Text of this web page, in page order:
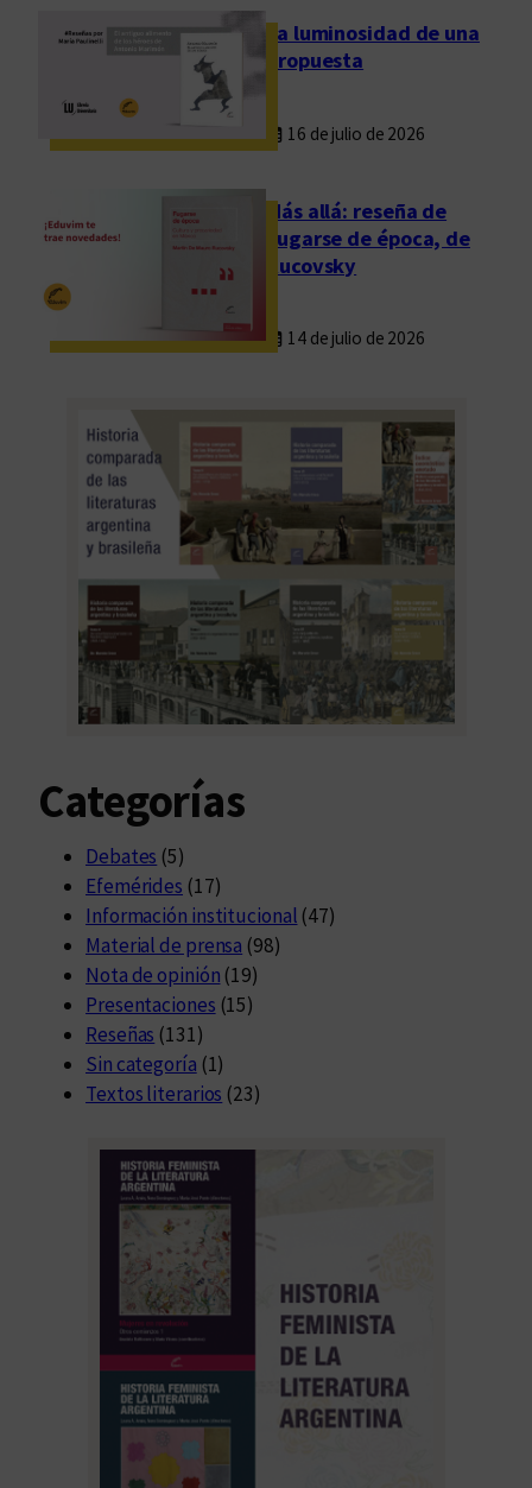
La luminosidad de una
propuesta
16 de julio de 2026
Más allá: reseña de
Fugarse de época, de
Rucovsky
14 de julio de 2026
Categorías
Debates (5)
Efemérides (17)
Información institucional (47)
Material de prensa (98)
Nota de opinión (19)
Presentaciones (15)
Reseñas (131)
Sin categoría (1)
Textos literarios (23)